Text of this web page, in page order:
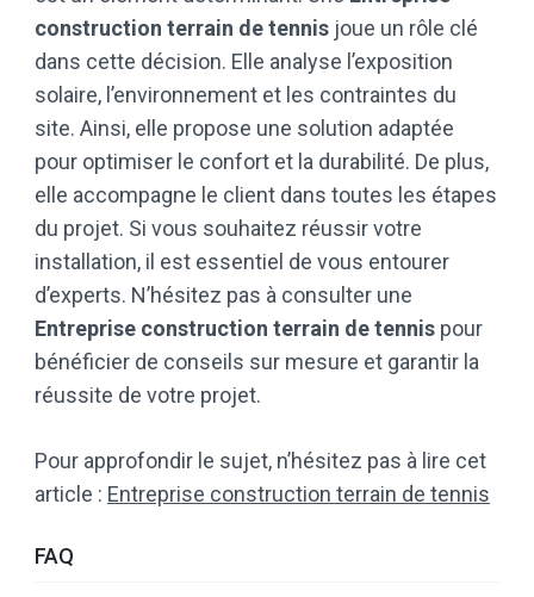
construction terrain de tennis joue un rôle clé
dans cette décision. Elle analyse l’exposition
solaire, l’environnement et les contraintes du
site. Ainsi, elle propose une solution adaptée
pour optimiser le confort et la durabilité. De plus,
elle accompagne le client dans toutes les étapes
du projet. Si vous souhaitez réussir votre
installation, il est essentiel de vous entourer
d’experts. N’hésitez pas à consulter une
Entreprise construction terrain de tennis pour
bénéficier de conseils sur mesure et garantir la
réussite de votre projet.
Pour approfondir le sujet, n’hésitez pas à lire cet
article : Entreprise construction terrain de tennis
FAQ